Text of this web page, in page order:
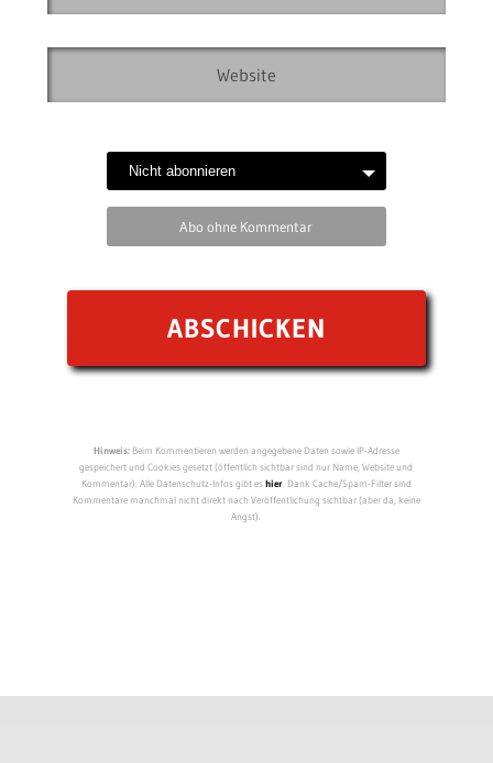
Abo ohne Kommentar
Hinweis:Beim Kommentieren werden angegebene Daten sowie IP-Adresse
gespeichert und Cookies gesetzt (öffentlich sichtbar sind nur Name, Website und
Kommentar). Alle Datenschutz-Infos gibt eshier. Dank Cache/Spam-Filter sind
Kommentare manchmal nicht direkt nach Veröffentlichung sichtbar (aber da, keine
Angst).